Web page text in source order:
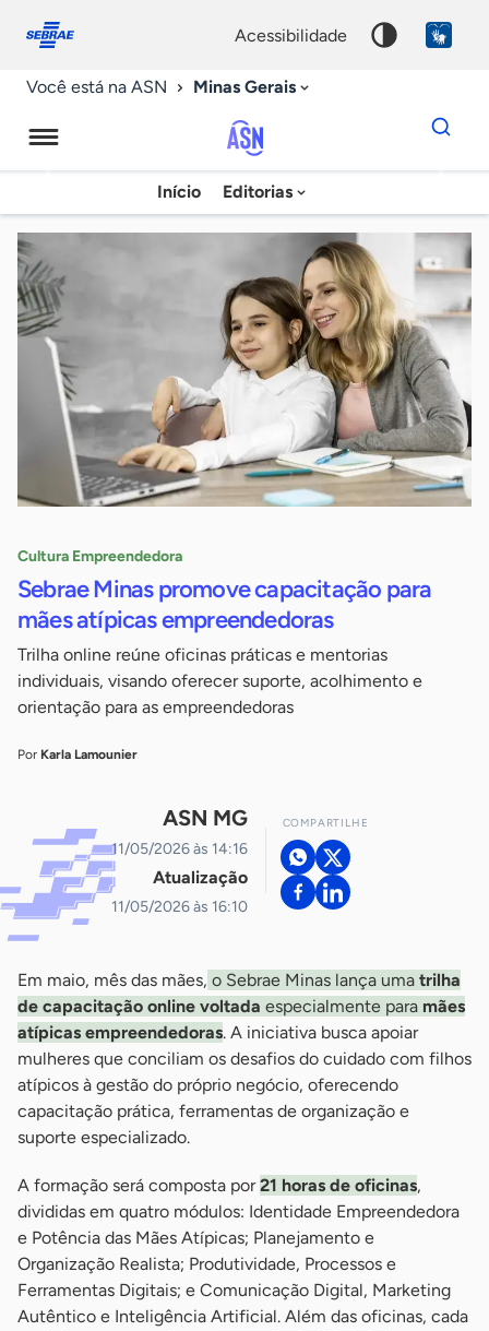
conosco
acessibilidade
Você está na ASN Minas Gerais
Agência
Sebrae
Notícias
Início Editorias
Dados
para
chave
Cultura Empreendedora
Sebrae Minas promove capacitação para
mães atípicas empreendedoras
Trilha online reúne oficinas práticas e mentorias
individuais, visando oferecer suporte, acolhimento e
orientação para as empreendedoras
Por Karla Lamounier
ASN MG
11/05/2026 às 14:16
Atualização
11/05/2026 às 16:10
COMPARTILHE
Em maio, mês das mães, o Sebrae Minas lança uma trilha
de capacitação online voltada especialmente para mães
atípicas empreendedoras. A iniciativa busca apoiar
mulheres que conciliam os desafios do cuidado com filhos
atípicos à gestão do próprio negócio, oferecendo
capacitação prática, ferramentas de organização e
suporte especializado.
A formação será composta por21 horas de oficinas,
divididas em quatro módulos: Identidade Empreendedora
e Potência das Mães Atípicas; Planejamento e
Organização Realista; Produtividade, Processos e
Ferramentas Digitais; e Comunicação Digital, Marketing
Autêntico e Inteligência Artificial. Além das oficinas, cada